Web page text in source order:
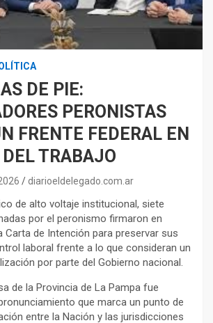
DE PIE:
PERONISTAS
FRENTE FEDERAL EN
DEL TRABAJO
diarioeldelegado.com.ar
de alto voltaje institucional, siete
por el peronismo firmaron en
Carta de Intención para preservar sus
laboral frente a lo que consideran un
por parte del Gobierno nacional.
de la Provincia de La Pampa fue
que marca un punto de
entre la Nación y las jurisdicciones